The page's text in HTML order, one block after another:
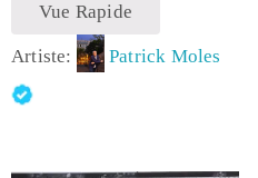
Vue Rapide
Artiste: Patrick Moles